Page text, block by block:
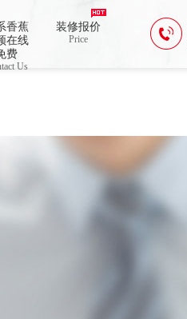
香蕉
在线
费
Us
装修报价
Price